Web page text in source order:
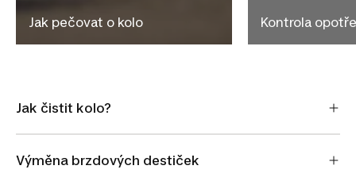
Jak pečovat o kolo Kontrola
Jak čistit kolo?
Výměna brzdových destiček